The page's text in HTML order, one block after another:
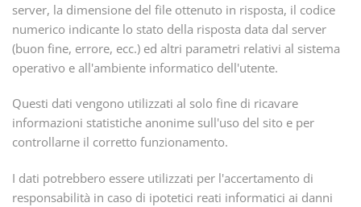
server, la dimensione del file ottenuto in risposta, il codice
numerico indicante lo stato della risposta data dal server
(buon fine, errore, ecc.) ed altri parametri relativi al sistema
operativo e all'ambiente informatico dell'utente.
Questi dati vengono utilizzati al solo fine di ricavare
informazioni statistiche anonime sull'uso del sito e per
controllarne il corretto funzionamento.
I dati potrebbero essere utilizzati per l'accertamento di
responsabilità in caso di ipotetici reati informatici ai danni